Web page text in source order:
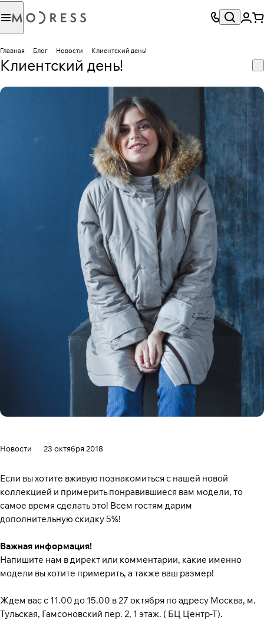
Главная Блог Новости Клиентский день!
Клиентский день!
Новости 23 октября 2018
Если вы хотите вживую познакомиться с нашей новой
коллекцией и примерить понравившиеся вам модели, то
самое время сделать это! Всем гостям дарим
дополнительную скидку 5%!
Важная информация!
Напишите нам в директ или комментарии, какие именно
модели вы хотите примерить, а также ваш размер!
Ждем вас с 11.00 до 15.00 в 27 октября по адресу Москва, м.
Тульская, Гамсоновский пер. 2, 1 этаж. ( БЦ Центр-Т).